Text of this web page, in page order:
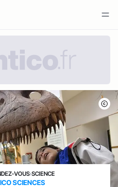
VOUS›SCIENCE
SCIENCES